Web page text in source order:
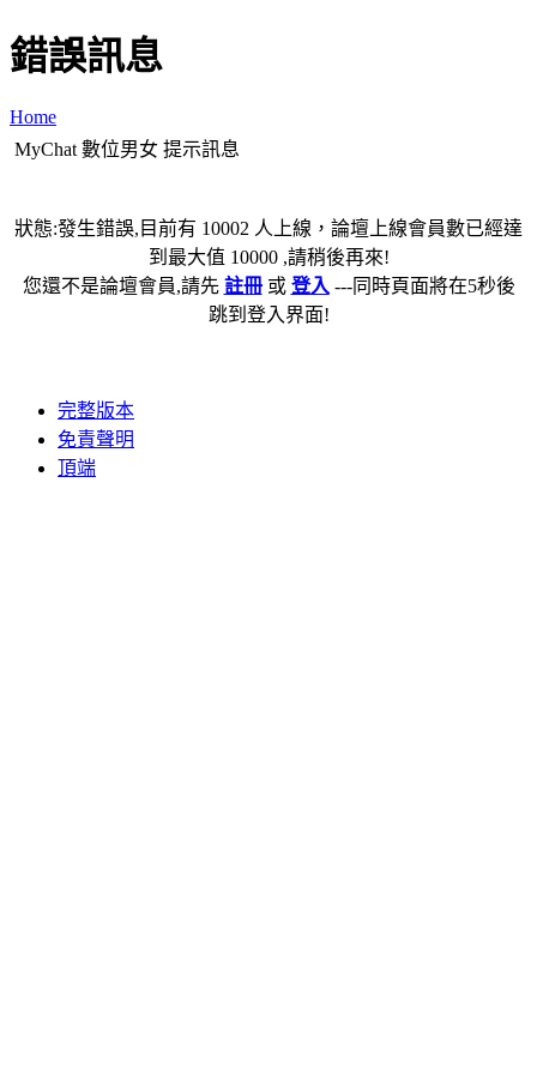
錯誤訊息
Home
MyChat 數位男女 提示訊息
狀態:發生錯誤,目前有 10002 人上線，論壇上線會員數已經達
到最大值 10000 ,請稍後再來!
您還不是論壇會員,請先 註冊或 登入 ---同時頁面將在5秒後
跳到登入界面!
完整版本
免責聲明
頂端